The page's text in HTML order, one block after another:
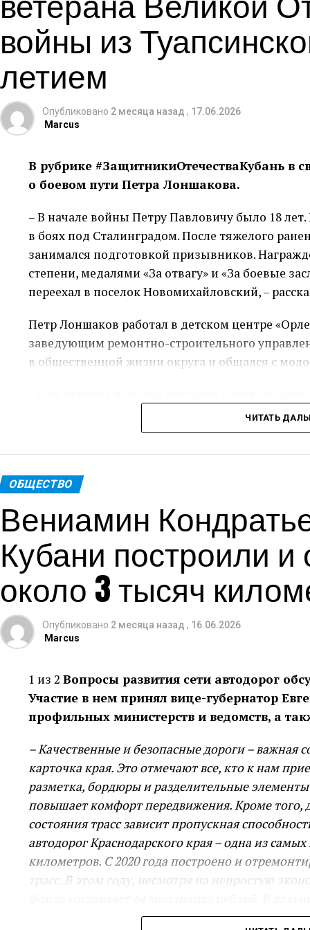
войны из
летием
Опубликовано 2 месяца назад , 17.06.2026
Marcus
В рубрике #ЗащитникиОтечестваКубань в
о боевом пути Петра Лоншакова.
– В начале войны Петру Павловичу было 18
в боях под Сталинградом. После тяжелого
занимался подготовкой призывников.
степени, медалями «За отвагу» и «За боевые
переехал в поселок Новомихайловский, –
Петр Лоншаков работал в детском центре
заведующим ремонтно-строительного
в общественной жизни округа и общался с
Пресс-
Теги: Губернатор
ЧИТАТЬ
ОБЩЕСТВО
Вениамин
Кубани построили
около 3 тысяч
Опубликовано 2 месяца назад , 16.06.2026
Marcus
1 из 2 Вопросы развития сети автодорог
Участие в нем принял вице-губернатор
профильных министерств и ведомств, а
– Качественные и безопасные дороги – важная
карточка края. Это отмечают все, кто к нам
разметка, бордюры и разделительные
повышает комфорт передвижения. Кроме того,
состояния трасс зависит пропускная
автодорог Краснодарского края – одна из
километров. С 2020 года построено и
трасс. В этом году, несмотря на непростую
строительство и реконструкцию: в планах –